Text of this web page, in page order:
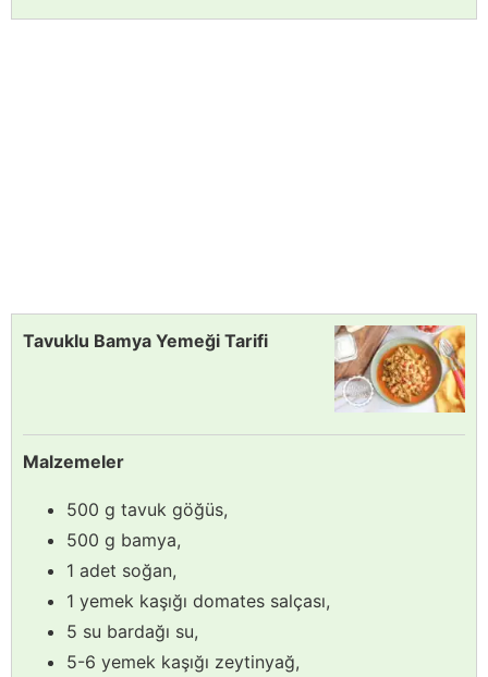
Tavuklu Bamya Yemeği Tarifi
Malzemeler
500 g tavuk göğüs,
500 g bamya,
1 adet soğan,
1 yemek kaşığı domates salçası,
5 su bardağı su,
5-6 yemek kaşığı zeytinyağ,